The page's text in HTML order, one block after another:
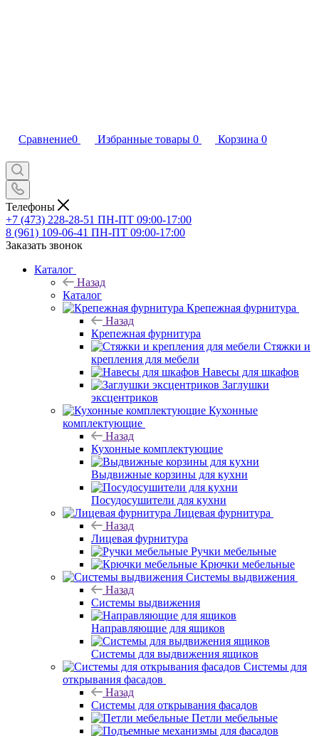
Сравнение0 Избранные товары 0 Корзина 0
Телефоны
+7 (473) 228-28-51 ПН-ПТ 09:00-17:00
8 (961) 109-06-41 ПН-ПТ 09:00-17:00
Заказать звонок
Каталог
Назад
Каталог
Крепежная фурнитура
Назад
Крепежная фурнитура
Стяжки и
крепления для мебели
Навесы для шкафов
Заглушки
эксцентриков
Кухонные
комплектующие
Назад
Кухонные комплектующие
Выдвижные корзины для кухни
Посудосушители для кухни
Лицевая фурнитура
Назад
Лицевая фурнитура
Ручки мебельные
Крючки мебельные
Системы выдвижения
Назад
Системы выдвижения
Направляющие для ящиков
Системы для выдвижения ящиков
Системы для
открывания фасадов
Назад
Системы для открывания фасадов
Петли мебельные